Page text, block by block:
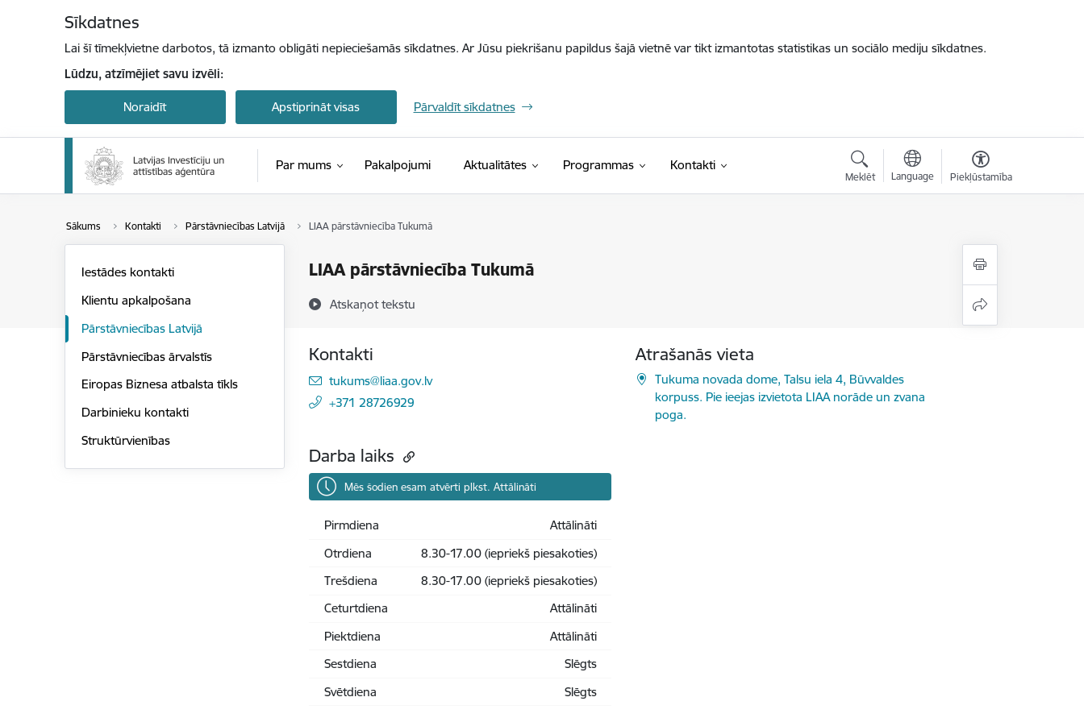
Sīkdatnes
Lai šī tīmekļvietne darbotos, tā izmanto obligāti nepieciešamās sīkdatnes. Ar Jūsu piekrišanu papildus šajā vietnē var tikt izmantotas statistikas un sociālo mediju sīkdatnes.
Lūdzu, atzīmējiet savu izvēli:
Noraidīt Apstiprināt visas Pārvaldīt sīkdatnes
Par mums Pakalpojumi Aktualitātes Programmas Kontakti
Meklēt Language Piekļūstamība
Sākums Kontakti Pārstāvniecības Latvijā LIAA pārstāvniecība Tukumā
LIAA pārstāvniecība Tukumā
Atskaņot tekstu
Iestādes kontakti
Klientu apkalpošana
Pārstāvniecības Latvijā
Pārstāvniecības ārvalstīs
Eiropas Biznesa atbalsta tīkls
Darbinieku kontakti
Struktūrvienības
Kontakti
E-pasts:
tukums@liaa.gov.lv
+371 28726929
Atrašanās vieta
Tukuma novada dome, Talsu iela 4, Būvvaldes
korpuss. Pie ieejas izvietota LIAA norāde un zvana
poga.
Darba laiks
Mēs šodien esam atvērti plkst. Attālināti
Pirmdiena
Attālināti
Otrdiena
8.30-17.00 (iepriekš piesakoties)
Trešdiena
8.30-17.00 (iepriekš piesakoties)
Ceturtdiena
Attālināti
Piektdiena
Attālināti
Sestdiena
Slēgts
Svētdiena
Slēgts